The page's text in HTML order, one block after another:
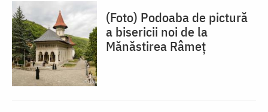
(Foto) Podoaba de pictură
a bisericii noi de la
Mănăstirea Râmeț